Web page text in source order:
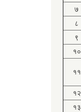
७
८
९
१०
११
१२
१३